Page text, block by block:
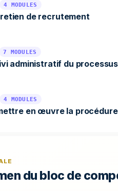
4 MODULES
de recrutement
7 MODULES
administratif du
4 MODULES
en œuvre la
du bloc de